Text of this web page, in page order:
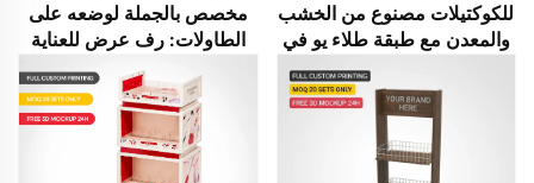
مخصص بالجملة لوضعه على
الطاولات: رف عرض للعناية
بالبشرة وكريمات الوجه
وكريمات الجسم، ورف عرض
تجميلي لمتاجر التجزئة
للكوكتيلات مصنوع من الخشب
والمعدن مع طبقة طلاء يو في
(UV)، ومطبوع عليه شعار
العلامة التجارية، ويُستخدم
كحامل لزجاجات الجين
والمشروبات الروحية الحرفية
في البارات المتخصصة وغرف